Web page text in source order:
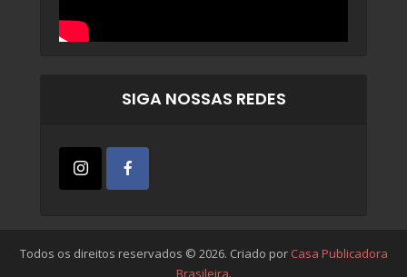
SIGA NOSSAS REDES
Todos os direitos reservados © 2026. Criado por Casa Publicadora
Brasileira.